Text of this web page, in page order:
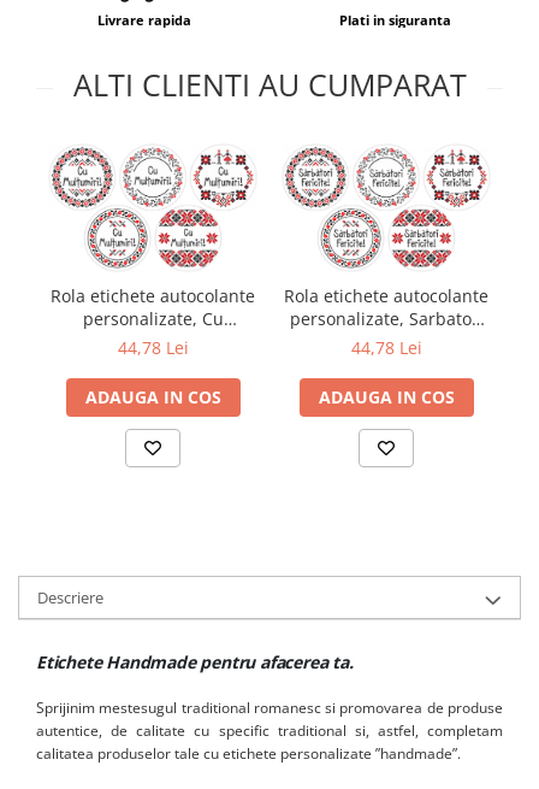
Livrare rapida Plati in siguranta
ALTI CLIENTI AU CUMPARAT
Rola etichete autocolante
personalizate, Cu
multumiri!, diametru 40
44,78 Lei
ADAUGA IN COS
Rola etichete autocolante
personalizate, Sarbatori
fericite!, diametru 4044,78 Lei
ADAUGA IN COS
Descriere
Etichete Handmade pentru afacerea ta.
Sprijinim mestesugul traditional romanesc si promovarea de produse
autentice, de calitate cu specific traditional si, astfel, completam
calitatea produselor tale cu etichete personalizate ”handmade”.